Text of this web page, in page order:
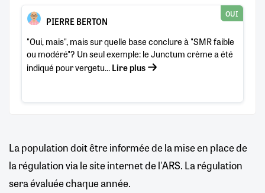
PIERRE BERTON
OUI
"Oui, mais", mais sur quelle base conclure à "SMR faible
ou modéré"? Un seul exemple: le Junctum crème a été
indiqué pour vergetu...Lire plus
La population doit être informée de la mise en place de
la régulation via le site internet de l'ARS. La régulation
sera évaluée chaque année.